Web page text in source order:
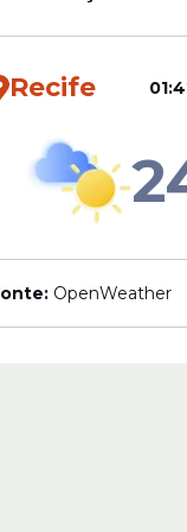
Recife
OpenWeather